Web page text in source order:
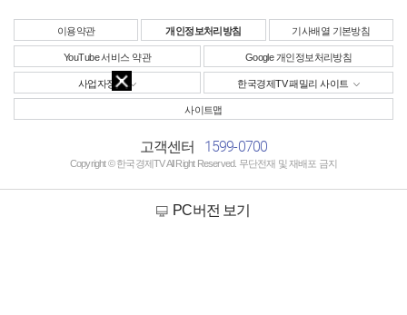
이용약관 개인정보처리방침 기사배열 기본방침
YouTube 서비스 약관 Google 개인정보처리방침
사업자정보 한국경제TV 패밀리 사이트
사이트맵
고객센터 1599-0700
Copyright © 한국경제TV All Right Reserved. 무단전재 및 재배포 금지
PC버전 보기